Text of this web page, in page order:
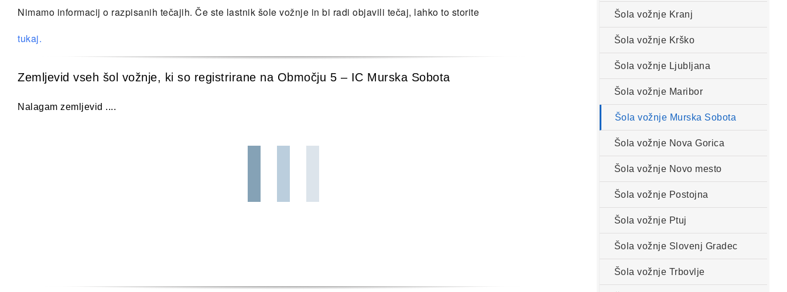
Nimamo informacij o razpisanih tečajih. Če ste lastnik šole vožnje in bi radi objavili tečaj, lahko to storite
tukaj.
Zemljevid vseh šol vožnje, ki so registrirane na Območju 5 – IC Murska Sobota
Nalagam zemljevid ....
Šola vožnje Kranj
Šola vožnje Krško
Šola vožnje Ljubljana
Šola vožnje Maribor
Šola vožnje Murska Sobota
Šola vožnje Nova Gorica
Šola vožnje Novo mesto
Šola vožnje Postojna
Šola vožnje Ptuj
Šola vožnje Slovenj Gradec
Šola vožnje Trbovlje